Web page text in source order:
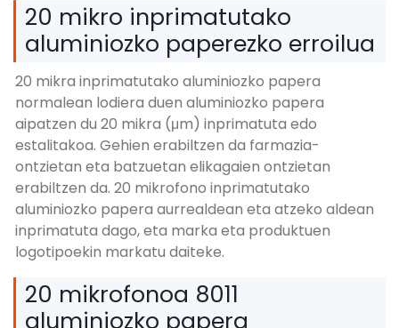
20 mikro inprimatutako
aluminiozko paperezko erroilua
20 mikra inprimatutako aluminiozko papera
normalean lodiera duen aluminiozko papera
aipatzen du 20 mikra (μm) inprimatuta edo
estalitakoa. Gehien erabiltzen da farmazia-
ontzietan eta batzuetan elikagaien ontzietan
erabiltzen da. 20 mikrofono inprimatutako
aluminiozko papera aurrealdean eta atzeko aldean
inprimatuta dago, eta marka eta produktuen
logotipoekin markatu daiteke.
20 mikrofonoa 8011
aluminiozko papera